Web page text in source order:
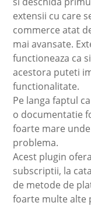
extensii cu care
commerce atat
mai avansate.
functioneaza ca
acestora puteti
functionalitate.
Pe langa faptul
o documentatie
foarte mare
problema.
Acest plugin
subscriptii, la
de metode de
foarte multe alte